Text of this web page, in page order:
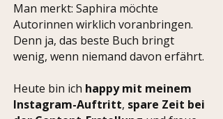
Man merkt: Saphira möchte
Autorinnen wirklich voranbringen.
Denn ja, das beste Buch bringt
wenig, wenn niemand davon erfährt.
Heute bin ich happy mit meinem
Instagram-Auftritt, spare Zeit bei